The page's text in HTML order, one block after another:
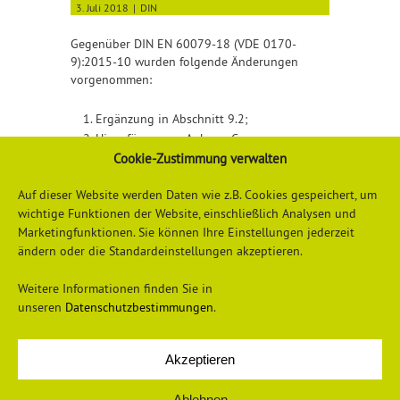
Cookie-Zustimmung verwalten
Auf dieser Website werden Daten wie z.B. Cookies gespeichert, um
wichtige Funktionen der Website, einschließlich Analysen und
Marketingfunktionen. Sie können Ihre Einstellungen jederzeit
ändern oder die Standardeinstellungen akzeptieren.
Weitere Informationen finden Sie in
unseren Datenschutzbestimmungen.
Akzeptieren
3. Juli 2018 DIN
Gegenüber DIN EN 60079-18 (VDE 0170-
9):2015-10 wurden folgende Änderungen
vorgenommen:
Ergänzung in Abschnitt 9.2;
Hinzufügen von Anhang C.
Datenschutzerklärung Impressum